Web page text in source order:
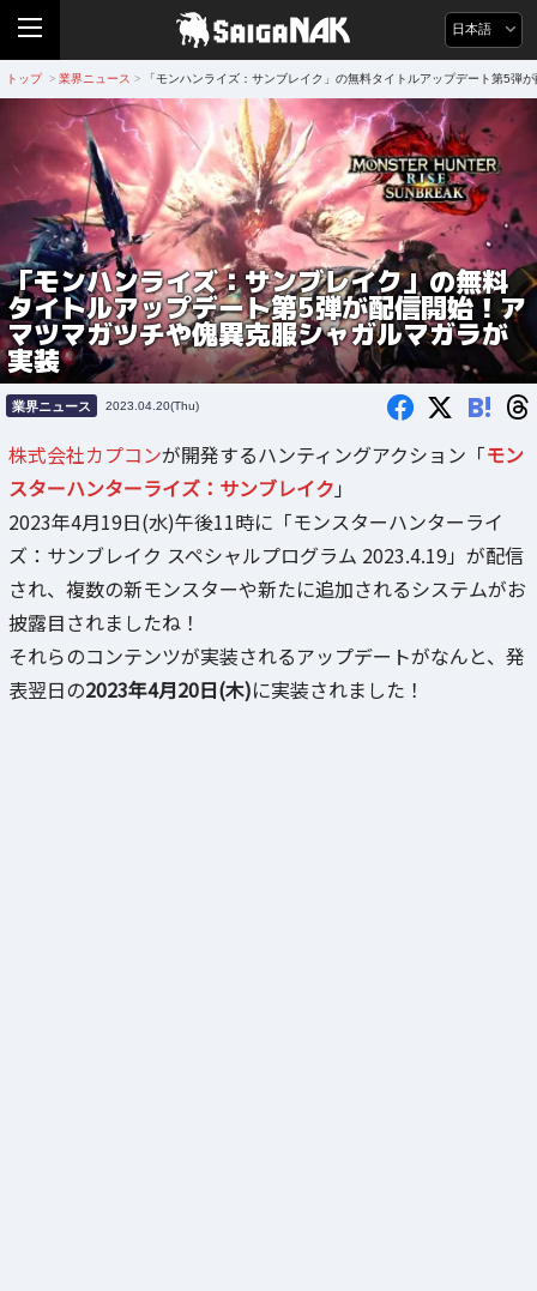
日本語
トップ > 業界ニュース > 「モンハンライズ：サンブレイク」の無料タイトルアップデート第5弾
「モンハンライズ：サンブレイク」の無料
タイトルアップデート第5弾が配信開始！ア
マツマガツチや傀異克服シャガルマガラが
実装
業界ニュース 2023.04.20(Thu) B!
株式会社カプコンが開発するハンティングアクション「モン
スターハンターライズ：サンブレイク 」
2023年4月19日(水)午後11時に「モンスターハンターライ
ズ：サンブレイク スペシャルプログラム 2023.4.19」が配信
され、複数の新モンスターや新たに追加されるシステムがお
披露目されましたね！
それらのコンテンツが実装されるアップデートがなんと、発
表翌日の2023年4月20日(木)に実装されました！